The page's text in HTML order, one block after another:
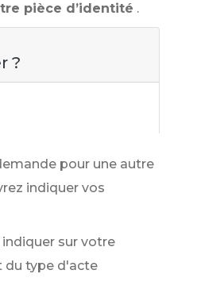
pièce d’identité .
?
pour une autre
indiquer vos
sur votre
du type d'acte